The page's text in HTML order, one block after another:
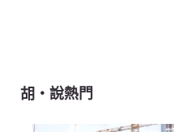
胡‧說熱門